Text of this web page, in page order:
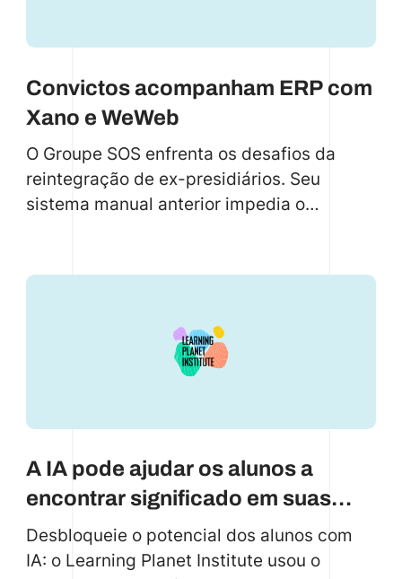
Convictos acompanham ERP com
Xano e WeWeb
O Groupe SOS enfrenta os desafios da
reintegração de ex-presidiários. Seu
sistema manual anterior impedia o
fluxos de trabalho: rastreia a presença,
agendamento com lembretes e gera
insights orientados por dados para
melhorar as taxas de sucesso da
A IA pode ajudar os alunos a
encontrar significado em suas
vidas
Desbloqueie o potencial dos alunos com
IA: o Learning Planet Institute usou o